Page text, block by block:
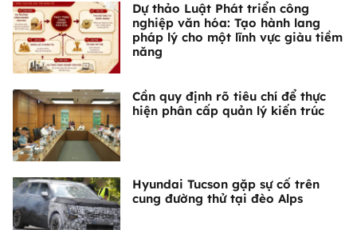
Dự thảo Luật Phát triển công
nghiệp văn hóa: Tạo hành lang
pháp lý cho một lĩnh vực giàu tiềm
năng
Cần quy định rõ tiêu chí để thực
hiện phân cấp quản lý kiến trúc
Hyundai Tucson gặp sự cố trên
cung đường thử tại đèo Alps